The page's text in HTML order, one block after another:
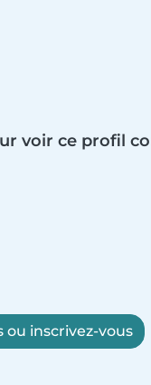
voir ce profil
ou inscrivez-vous